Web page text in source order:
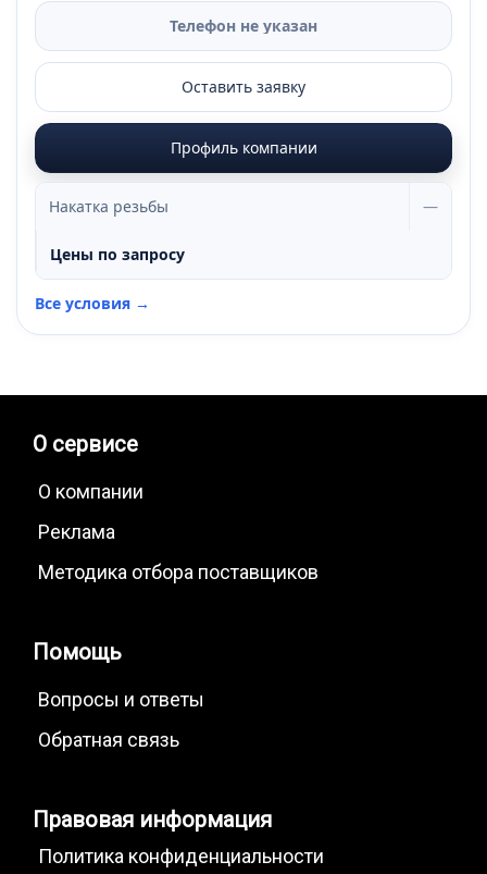
Телефон не указан
Оставить заявку
Профиль компании
Накатка резьбы —
Цены по запросу
Все условия →
О сервисе
О компании
Реклама
Методика отбора поставщиков
Помощь
Вопросы и ответы
Обратная связь
Правовая информация
Политика конфиденциальности